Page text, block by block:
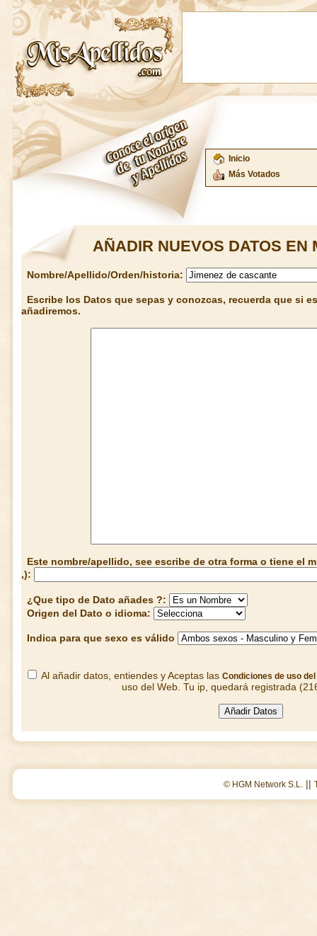
Inicio
Más Votados
AÑADIR NUEVOS DATOS EN
Nombre/Apellido/Orden/historia:
Escribe los Datos que sepas y conozcas, recuerda que si
añadiremos.
Este nombre/apellido, see escribe de otra forma o tiene el
,):
¿Que tipo de Dato añades ?:
Origen del Dato o idioma:
Indica para que sexo es válido
Al añadir datos, entiendes y Aceptas las Condiciones de uso del
uso del Web. Tu ip, quedará registrada
© HGM Network S.L. ||